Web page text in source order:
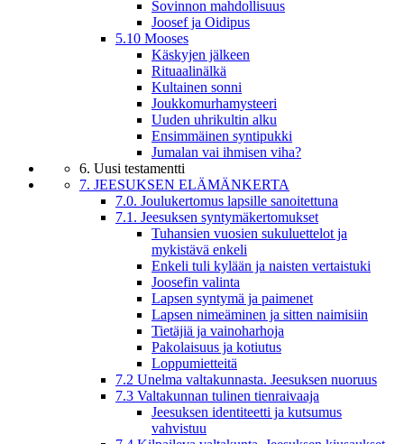
Sovinnon mahdollisuus
Joosef ja Oidipus
5.10 Mooses
Käskyjen jälkeen
Rituaalinälkä
Kultainen sonni
Joukkomurhamysteeri
Uuden uhrikultin alku
Ensimmäinen syntipukki
Jumalan vai ihmisen viha?
6. Uusi testamentti
7. JEESUKSEN ELÄMÄNKERTA
7.0. Joulukertomus lapsille sanoitettuna
7.1. Jeesuksen syntymäkertomukset
Tuhansien vuosien sukuluettelot ja
mykistävä enkeli
Enkeli tuli kylään ja naisten vertaistuki
Joosefin valinta
Lapsen syntymä ja paimenet
Lapsen nimeäminen ja sitten naimisiin
Tietäjiä ja vainoharhoja
Pakolaisuus ja kotiutus
Loppumietteitä
7.2 Unelma valtakunnasta. Jeesuksen nuoruus
7.3 Valtakunnan tulinen tienraivaaja
Jeesuksen identiteetti ja kutsumus
vahvistuu